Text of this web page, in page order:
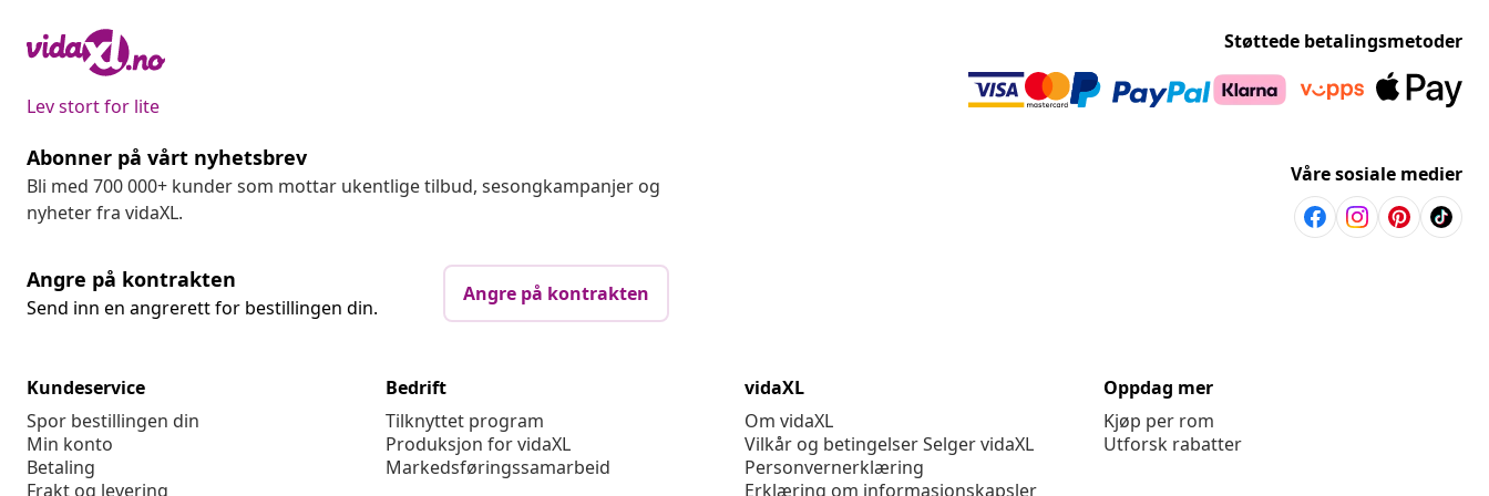
Lev stort for lite
Støttede betalingsmetoder
Abonner på vårt nyhetsbrev
Bli med 700 000+ kunder som mottar ukentlige tilbud, sesongkampanjer og
nyheter fra vidaXL.
Våre sosiale medier
Angre på kontrakten
Send inn en angrerett for bestillingen din.
Angre på kontrakten
Kundeservice
Spor bestillingen din
Min konto
Betaling
Frakt og levering
Bedrift
Tilknyttet program
Produksjon for vidaXL
Markedsføringssamarbeid
vidaXL
Om vidaXL
Vilkår og betingelser Selger vidaXL
Personvernerklæring
Erklæring om informasjonskapsler
Oppdag mer
Kjøp per rom
Utforsk rabatter